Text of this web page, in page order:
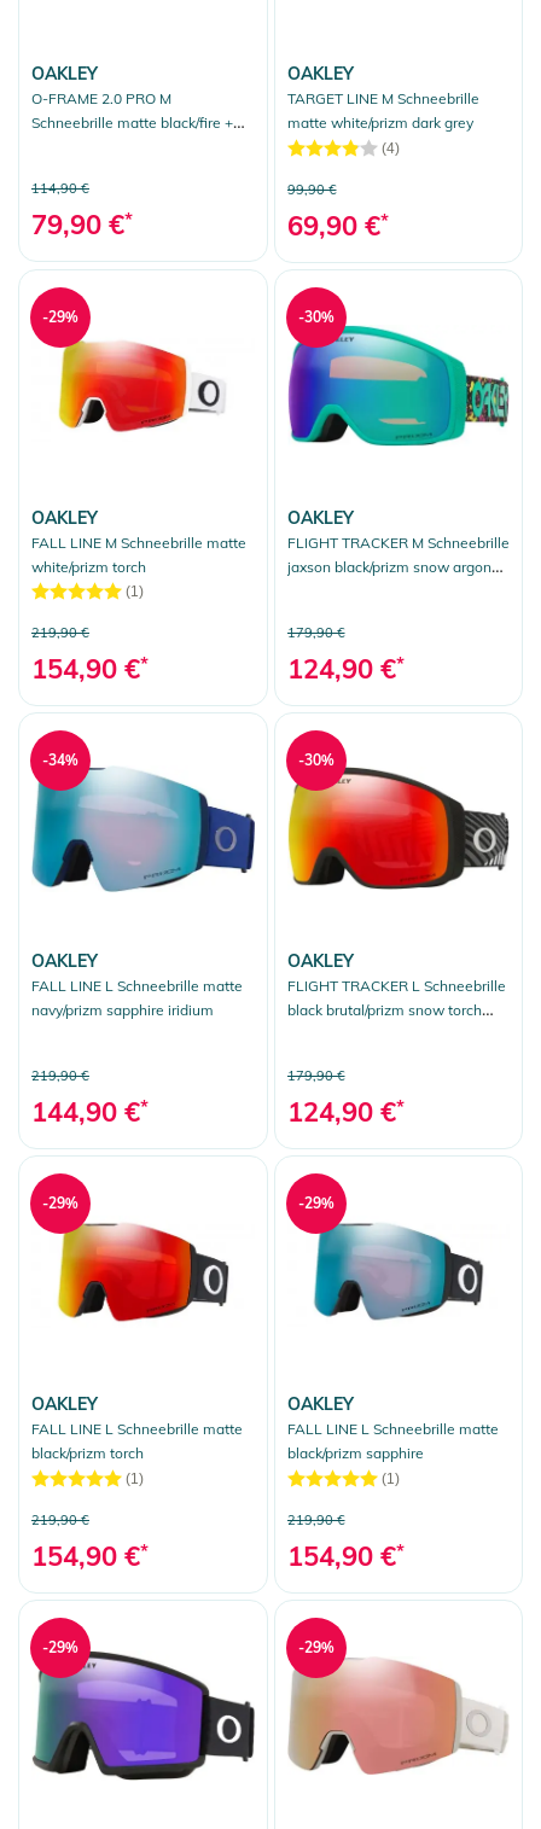
OAKLEY
O-FRAME 2.0 PRO M
Schneebrille matte black/fire +
114,90 €
79,90 €*
OAKLEY
TARGET LINE M Schneebrille
matte white/prizm dark grey
(4)
99,90 €
69,90 €*
OAKLEY
FALL LINE M Schneebrille matte
white/prizm torch
(1)
219,90 €
154,90 €*
-29%
OAKLEY
FLIGHT TRACKER M Schneebrille
jaxson black/prizm snow argon
179,90 €
124,90 €*
-30%
OAKLEY
FALL LINE L Schneebrille matte
navy/prizm sapphire iridium
219,90 €
144,90 €*
-34%
OAKLEY
FLIGHT TRACKER L Schneebrille
black brutal/prizm snow torch
179,90 €
124,90 €*
-30%
OAKLEY
FALL LINE L Schneebrille matte
black/prizm torch
(1)
219,90 €
154,90 €*
-29%
OAKLEY
FALL LINE L Schneebrille matte
black/prizm sapphire
(1)
219,90 €
154,90 €*
-29%
-29% -29%